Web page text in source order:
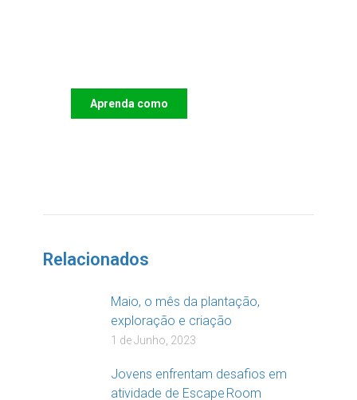
Aprenda como
Relacionados
Maio, o mês da plantação,
exploração e criação
1 de Junho, 2023
Jovens enfrentam desafios em
atividade de Escape Room